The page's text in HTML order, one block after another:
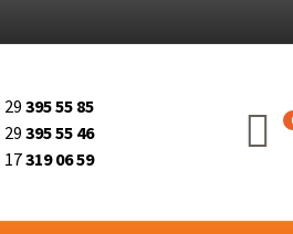
29 395 55 85
29 395 55 46
17319 06 59